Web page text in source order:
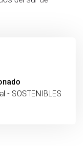
- SOSTENIBLES